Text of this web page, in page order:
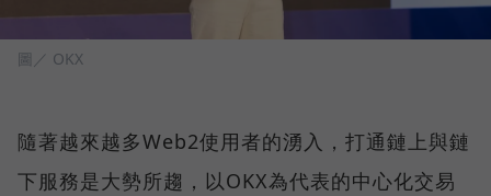
圖／ OKX
隨著越來越多Web2使用者的湧入，打通鏈上與鏈
下服務是大勢所趨，以OKX為代表的中心化交易